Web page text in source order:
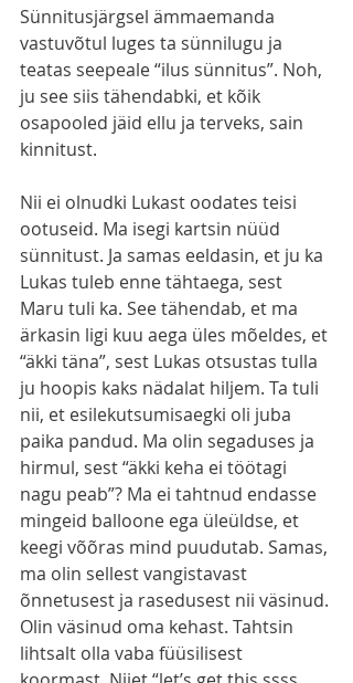
Sünnitusjärgsel ämmaemanda
vastuvõtul luges ta sünnilugu ja
teatas seepeale “ilus sünnitus”. Noh,
ju see siis tähendabki, et kõik
osapooled jäid ellu ja terveks, sain
kinnitust.
Nii ei olnudki Lukast oodates teisi
ootuseid. Ma isegi kartsin nüüd
sünnitust. Ja samas eeldasin, et ju ka
Lukas tuleb enne tähtaega, sest
Maru tuli ka. See tähendab, et ma
ärkasin ligi kuu aega üles mõeldes, et
“äkki täna”, sest Lukas otsustas tulla
ju hoopis kaks nädalat hiljem. Ta tuli
nii, et esilekutsumisaegki oli juba
paika pandud. Ma olin segaduses ja
hirmul, sest “äkki keha ei töötagi
nagu peab”? Ma ei tahtnud endasse
mingeid balloone ega üleüldse, et
keegi võõras mind puudutab. Samas,
ma olin sellest vangistavast
õnnetusest ja rasedusest nii väsinud.
Olin väsinud oma kehast. Tahtsin
lihtsalt olla vaba füüsilisest